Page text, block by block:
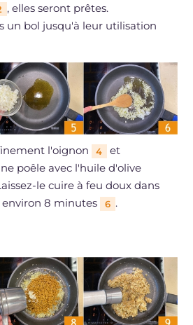
, elles seront prêtes.
un bol jusqu'à leur utilisation
l'oignon 4
et
poêle avec l'huile d'olive
le cuire à feu doux dans
8 minutes
6 .